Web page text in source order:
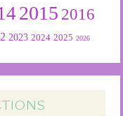
2015 2016
2023 2024 2025 2026